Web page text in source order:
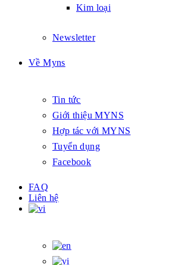
Kim loại
Newsletter
Về Myns
Tin tức
Giới thiệu MYNS
Hợp tác với MYNS
Tuyển dụng
Facebook
FAQ
Liên hệ